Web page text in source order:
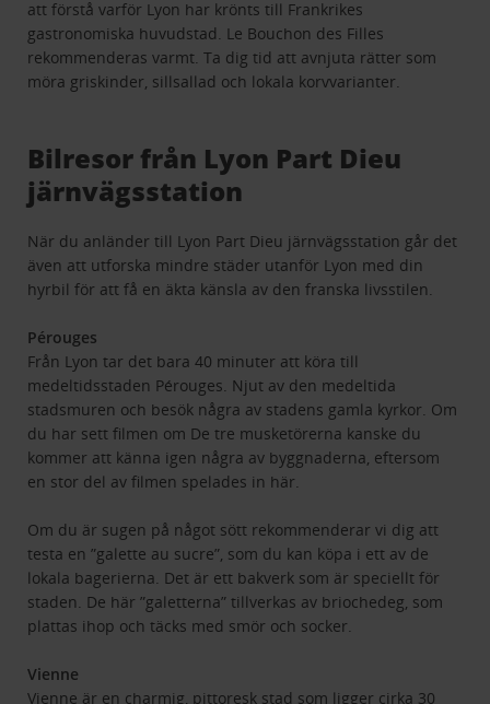
att förstå varför Lyon har krönts till Frankrikes
gastronomiska huvudstad. Le Bouchon des Filles
rekommenderas varmt. Ta dig tid att avnjuta rätter som
möra griskinder, sillsallad och lokala korvvarianter.
Bilresor från Lyon Part Dieu
järnvägsstation
När du anländer till Lyon Part Dieu järnvägsstation går det
även att utforska mindre städer utanför Lyon med din
hyrbil för att få en äkta känsla av den franska livsstilen.
Pérouges
Från Lyon tar det bara 40 minuter att köra till
medeltidsstaden Pérouges. Njut av den medeltida
stadsmuren och besök några av stadens gamla kyrkor. Om
du har sett filmen om De tre musketörerna kanske du
kommer att känna igen några av byggnaderna, eftersom
en stor del av filmen spelades in här.
Om du är sugen på något sött rekommenderar vi dig att
testa en ”galette au sucre”, som du kan köpa i ett av de
lokala bagerierna. Det är ett bakverk som är speciellt för
staden. De här ”galetterna” tillverkas av briochedeg, som
plattas ihop och täcks med smör och socker.
Vienne
Vienne är en charmig, pittoresk stad som ligger cirka 30